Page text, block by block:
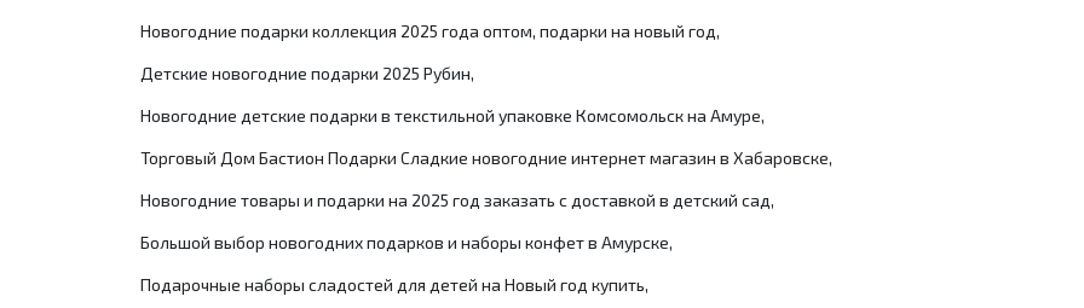
Новогодние подарки коллекция 2025 года оптом, подарки на новый год,
Детские новогодние подарки 2025 Рубин,
Новогодние детские подарки в текстильной упаковке Комсомольск на Амуре,
Торговый Дом Бастион Подарки Сладкие новогодние интернет магазин в Хабаровске,
Новогодние товары и подарки на 2025 год заказать с доставкой в детский сад,
Большой выбор новогодних подарков и наборы конфет в Амурске,
Подарочные наборы сладостей для детей на Новый год купить,